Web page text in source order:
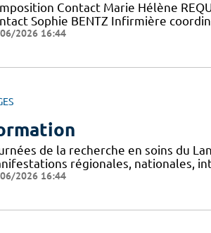
Contact Marie Hélène
Sophie BENTZ Infirmière
2026 16:44
de la recherche en soins du
régionales, nationales,
2026 16:44